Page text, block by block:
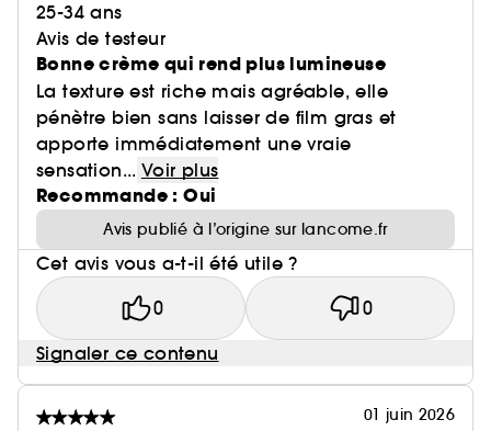
25-34 ans
Avis de testeur
Bonne crème qui rend plus lumineuse
La texture est riche mais agréable, elle
pénètre bien sans laisser de film gras et
apporte immédiatement une vraie
sensation... Voir plus
Recommande : Oui
Avis publié à l’origine sur lancome.fr
Cet avis vous a-t-il été utile ?
0 0
Signaler ce contenu
01 juin 2026